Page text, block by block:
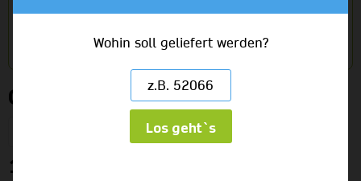
Granus Naturell
12 x 0,75l Glas Culinaire Gastro
13,99 €
Wohin soll geliefert werden?
Los geht`s